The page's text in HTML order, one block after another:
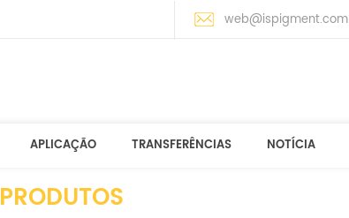
web@ispigment.com
APLICAÇÃO TRANSFERÊNCIAS NOTÍCIA
PRODUTOS